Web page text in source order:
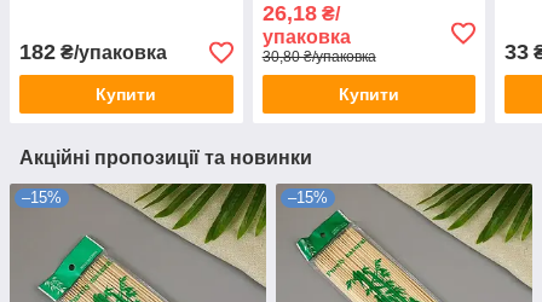
182 ₴/упаковка
Купити
26,18₴/
упаковка
30,80 ₴/упаковка
Купити
33
Акційні пропозиції та новинки
–15% –15%